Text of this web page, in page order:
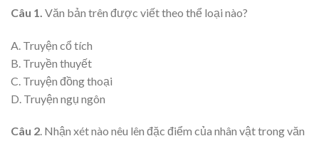
Câu 1. Văn bản trên được viết theo thể loại nào?
A. Truyện cổ tích
B. Truyền thuyết
C. Truyện đồng thoại
D. Truyện ngụ ngôn
Câu 2. Nhận xét nào nêu lên đặc điểm của nhân vật trong văn